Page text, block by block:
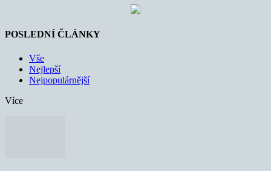
POSLEDNÍ ČLÁNKY
Vše
Nejlepší
Nejpopulárnější
Více